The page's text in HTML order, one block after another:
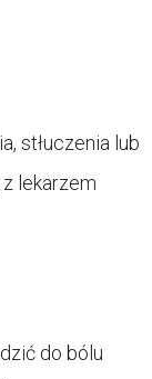
stłuczenia lub
lekarzem
do bólu